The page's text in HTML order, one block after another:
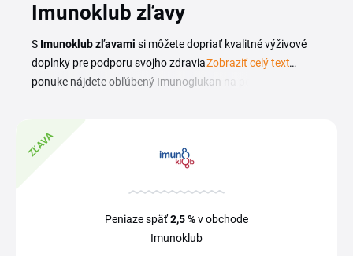
Imunoklub zľavy
S Imunoklub zľavami si môžete dopriať kvalitné výživové
doplnky pre podporu svojho zdravia za skvelé ceny. V
ponuke nájdete obľúbený Imunoglukan na posilnenie
Imunoklub výpredaj, ktorý prináša úžasné úspory. Vaše
zdravie si zaslúži tú najlepšiu starostlivosť – doprajte si ju s
Zobraziť celý text
ZĽAVA
Peniaze späť2,5 %v obchode
Imunoklub